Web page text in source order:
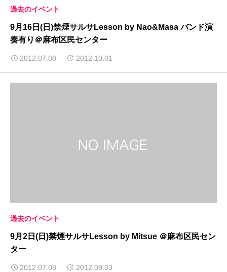
過去のイベント
9月16日(日)禁煙サルサLesson by Nao&Masa バンド演
奏有り＠麻布区民センター
2012.07.08 2012.10.01
過去のイベント
9月2日(日)禁煙サルサLesson by Mitsue ＠麻布区民セン
ター
2012.07.08 2012.09.03